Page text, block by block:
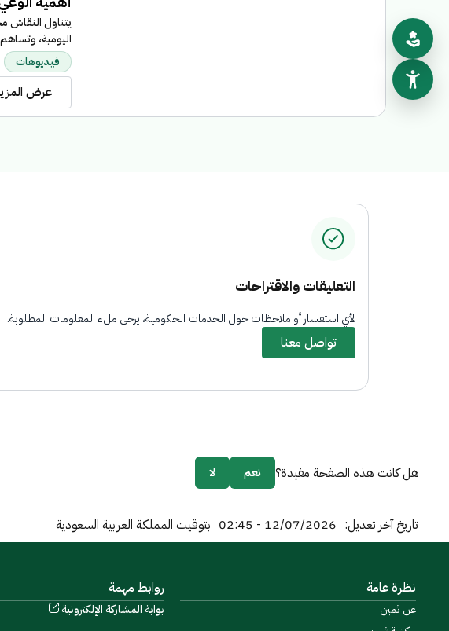
يتناول النقاش
اليومية،
فيديوهات
عرض
التعليقات والاقتراحات
لأي استفسار أو ملاحظات حول الخدمات الحكومية، يرجى ملء المعلومات المطلوبة.
تواصل معنا
هل كانت هذه الصفحة مفيدة؟ نعم لا
تاريخ آخر تعديل: 12/07/2026 - 02:45 بتوقيت المملكة العربية السعودية
نظرة عامة
عن ثمين
روابط مهمة
بوابة المشاركة الإلكترونية